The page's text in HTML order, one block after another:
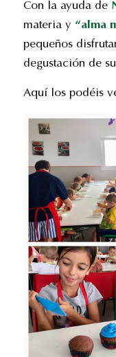
Con la ayuda de
materia y “alma
pequeños
degustación de
Aquí los podéis